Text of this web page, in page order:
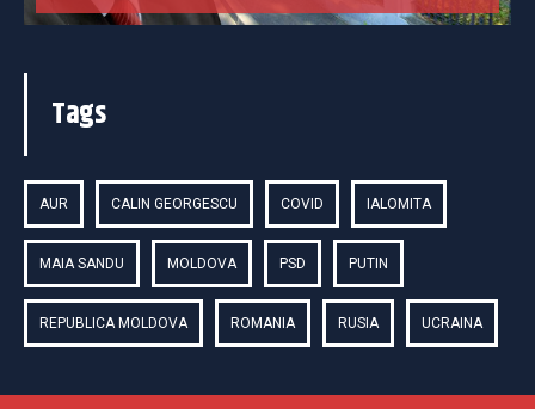
Tags
AUR CALIN GEORGESCU COVID IALOMITA
MAIA SANDU MOLDOVA PSD PUTIN
REPUBLICA MOLDOVA ROMANIA RUSIA UCRAINA